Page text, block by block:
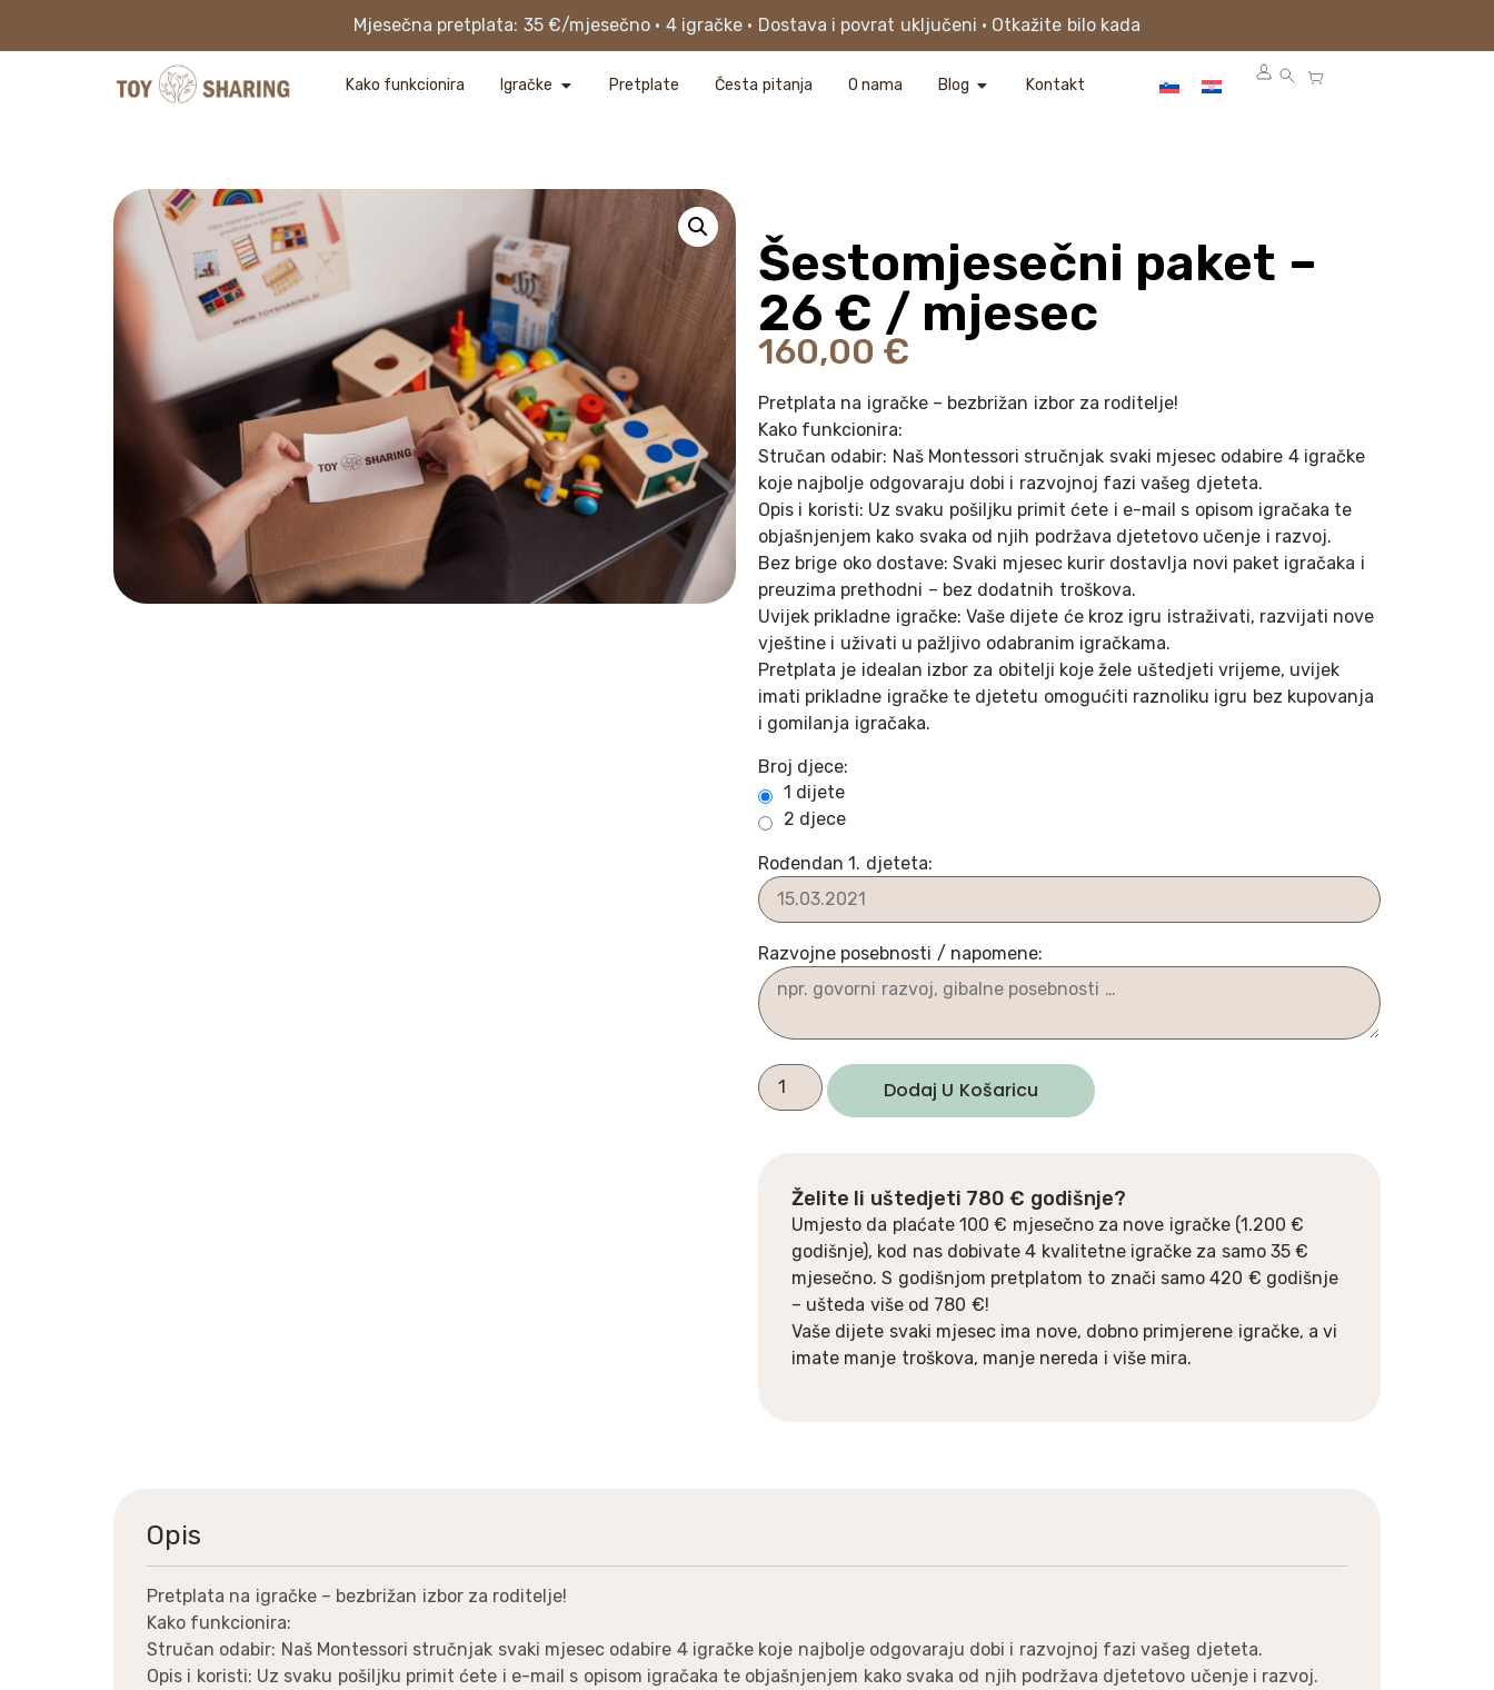
Mjesečna pretplata: 35 €/mjesečno • 4 igračke • Dostava i povrat uključeni • Otkažite bilo kada
Kako funkcionira Igračke Pretplate Česta pitanja O nama Blog Kontakt
Šestomjesečni paket –
26 € / mjesec
160,00 €
Pretplata na igračke – bezbrižan izbor za roditelje!
Kako funkcionira:
Stručan odabir: Naš Montessori stručnjak svaki mjesec odabire 4 igračke
koje najbolje odgovaraju dobi i razvojnoj fazi vašeg djeteta.
Opis i koristi: Uz svaku pošiljku primit ćete i e-mail s opisom igračaka te
objašnjenjem kako svaka od njih podržava djetetovo učenje i razvoj.
Bez brige oko dostave: Svaki mjesec kurir dostavlja novi paket igračaka i
preuzima prethodni – bez dodatnih troškova.
Uvijek prikladne igračke: Vaše dijete će kroz igru istraživati, razvijati nove
vještine i uživati u pažljivo odabranim igračkama.
Pretplata je idealan izbor za obitelji koje žele uštedjeti vrijeme, uvijek
imati prikladne igračke te djetetu omogućiti raznoliku igru bez kupovanja
i gomilanja igračaka.
Broj djece:
1 dijete
2 djece
Rođendan 1. djeteta:
Razvojne posebnosti / napomene:
Dodaj U Košaricu
Želite li uštedjeti 780 € godišnje?
Umjesto da plaćate 100 € mjesečno za nove igračke (1.200 €
godišnje), kod nas dobivate 4 kvalitetne igračke za samo 35 €
mjesečno. S godišnjom pretplatom to znači samo 420 € godišnje
– ušteda više od 780 €!
Vaše dijete svaki mjesec ima nove, dobno primjerene igračke, a vi
imate manje troškova, manje nereda i više mira.
Opis
Pretplata na igračke – bezbrižan izbor za roditelje!
Kako funkcionira:
Stručan odabir: Naš Montessori stručnjak svaki mjesec odabire 4 igračke koje najbolje odgovaraju dobi i razvojnoj fazi vašeg djeteta.
Opis i koristi: Uz svaku pošiljku primit ćete i e-mail s opisom igračaka te objašnjenjem kako svaka od njih podržava djetetovo učenje i razvoj.